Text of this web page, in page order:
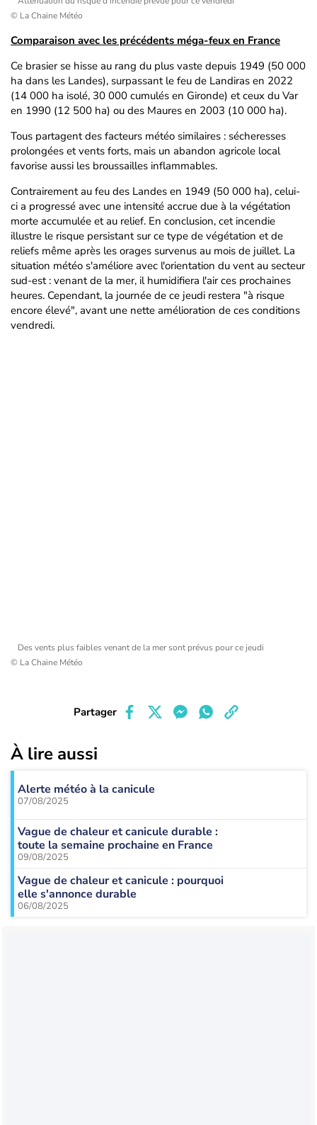
© La Chaine Météo
Comparaison avec les précédents méga-feux en France
Ce brasier se hisse au rang du plus vaste depuis 1949 (50 000
ha dans les Landes), surpassant le feu de Landiras en 2022
(14 000 ha isolé, 30 000 cumulés en Gironde) et ceux du Var
en 1990 (12 500 ha) ou des Maures en 2003 (10 000 ha).
Tous partagent des facteurs météo similaires : sécheresses
prolongées et vents forts, mais un abandon agricole local
favorise aussi les broussailles inflammables.
Contrairement au feu des Landes en 1949 (50 000 ha), celui-
ci a progressé avec une intensité accrue due à la végétation
morte accumulée et au relief. En conclusion, cet incendie
illustre le risque persistant sur ce type de végétation et de
reliefs même après les orages survenus au mois de juillet. La
situation météo s'améliore avec l'orientation du vent au secteur
sud-est : venant de la mer, il humidifiera l'air ces prochaines
heures. Cependant, la journée de ce jeudi restera "à risque
encore élevé", avant une nette amélioration de ces conditions
vendredi.
Des vents plus faibles venant de la mer sont prévus pour ce jeudi
© La Chaine Météo
Partager
À lire aussi
Alerte météo à la canicule
07/08/2025
Vague de chaleur et canicule durable :
toute la semaine prochaine en France
09/08/2025
Vague de chaleur et canicule : pourquoi
elle s'annonce durable
06/08/2025